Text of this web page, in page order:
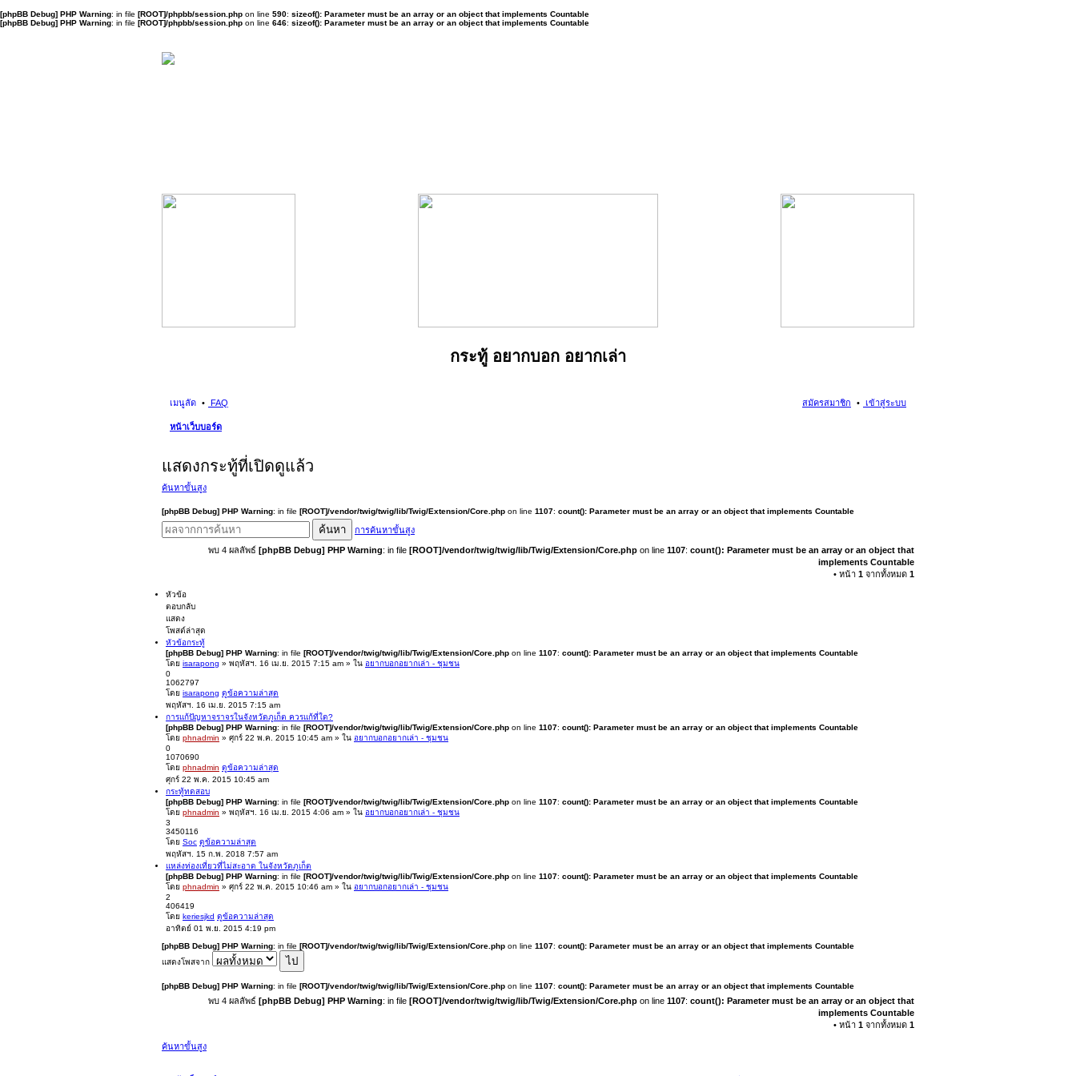
[phpBB Debug] PHP Warning: in file [ROOT]/phpbb/session.php on line 590: sizeof(): Parameter must be an array or an object that implements Countable
[phpBB Debug] PHP Warning: in file [ROOT]/phpbb/session.php on line 646: sizeof(): Parameter must be an array or an object that implements Countable
กระทู้ อยากบอก อยากเล่า
เมนูลัด FAQ เข้าสู่ระบบ
สมัครสมาชิก
หน้าเว็บบอร์ด
แสดงกระทู้ที่เปิดดูแล้ว
ค้นหาขั้นสูง
[phpBB Debug] PHP Warning: in file [ROOT]/vendor/twig/twig/lib/Twig/Extension/Core.php on line 1107: count(): Parameter must be an array or an object that implements Countable
ค้นหา การค้นหาขั้นสูง
พบ 4 ผลลัพธ์ [phpBB Debug] PHP Warning: in file [ROOT]/vendor/twig/twig/lib/Twig/Extension/Core.php on line 1107: count(): Parameter must be an array or an object that
implements Countable
• หน้า 1 จากทั้งหมด 1
หัวข้อ
ตอบกลับ
แสดง
โพสต์ล่าสุด
หัวข้อกระทู้
[phpBB Debug] PHP Warning: in file [ROOT]/vendor/twig/twig/lib/Twig/Extension/Core.php on line 1107: count(): Parameter must be an array or an object that implements Countable
โดย isarapong » พฤหัสฯ. 16 เม.ย. 2015 7:15 am » ใน อยากบอกอยากเล่า - ชุมชน
0
1062797
โดย isarapong ดูข้อความล่าสุด
พฤหัสฯ. 16 เม.ย. 2015 7:15 am
การแก้ปัญหาจราจรในจังหวัดภูเก็ต ควรแก้ที่ใด?
[phpBB Debug] PHP Warning: in file [ROOT]/vendor/twig/twig/lib/Twig/Extension/Core.php on line 1107: count(): Parameter must be an array or an object that implements Countable
โดย phnadmin » ศุกร์ 22 พ.ค. 2015 10:45 am » ใน อยากบอกอยากเล่า - ชุมชน
0
1070690
โดย phnadmin ดูข้อความล่าสุด
ศุกร์ 22 พ.ค. 2015 10:45 am
กระทู้ทดสอบ
[phpBB Debug] PHP Warning: in file [ROOT]/vendor/twig/twig/lib/Twig/Extension/Core.php on line 1107: count(): Parameter must be an array or an object that implements Countable
โดย phnadmin » พฤหัสฯ. 16 เม.ย. 2015 4:06 am » ใน อยากบอกอยากเล่า - ชุมชน
3
3450116
โดย Soc ดูข้อความล่าสุด
พฤหัสฯ. 15 ก.พ. 2018 7:57 am
แหล่งท่องเที่ยวที่ไม่สะอาด ในจังหวัดภูเก็ต
[phpBB Debug] PHP Warning: in file [ROOT]/vendor/twig/twig/lib/Twig/Extension/Core.php on line 1107: count(): Parameter must be an array or an object that implements Countable
โดย phnadmin » ศุกร์ 22 พ.ค. 2015 10:46 am » ใน อยากบอกอยากเล่า - ชุมชน
2
406419
โดย keriesjkd ดูข้อความล่าสุด
อาทิตย์ 01 พ.ย. 2015 4:19 pm
[phpBB Debug] PHP Warning: in file [ROOT]/vendor/twig/twig/lib/Twig/Extension/Core.php on line 1107: count(): Parameter must be an array or an object that implements Countable
แสดงโพสจาก
[phpBB Debug] PHP Warning: in file [ROOT]/vendor/twig/twig/lib/Twig/Extension/Core.php on line 1107: count(): Parameter must be an array or an object that implements Countable
พบ 4 ผลลัพธ์ [phpBB Debug] PHP Warning: in file [ROOT]/vendor/twig/twig/lib/Twig/Extension/Core.php on line 1107: count(): Parameter must be an array or an object that
implements Countable
• หน้า 1 จากทั้งหมด 1
ค้นหาขั้นสูง